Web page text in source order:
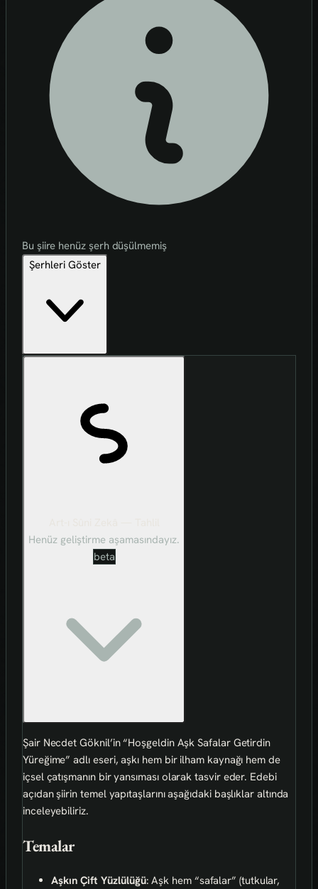
Bu şiire henüz şerh düşülmemiş
Şerhleri Göster
Henüz geliştirme aşamasındayız.
beta
Şair Necdet Göknil’in “Hoşgeldin Aşk Safalar Getirdin
Yüreğime” adlı eseri, aşkı hem bir ilham kaynağı hem de
içsel çatışmanın bir yansıması olarak tasvir eder. Edebi
açıdan şiirin temel yapıtaşlarını aşağıdaki başlıklar altında
inceleyebiliriz.
Temalar
Aşkın Çift Yüzlülüğü: Aşk hem “safalar” (tutkular,